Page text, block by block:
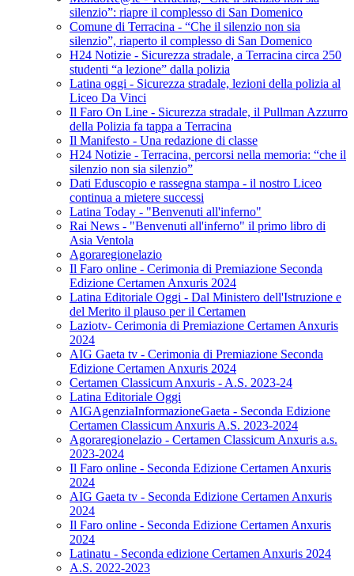
silenzio”: riapre il complesso di San Domenico
Comune di Terracina - “Che il silenzio non sia
silenzio”, riaperto il complesso di San Domenico
H24 Notizie - Sicurezza stradale, a Terracina circa 250
studenti “a lezione” dalla polizia
Latina oggi - Sicurezza stradale, lezioni della polizia al
Liceo Da Vinci
Il Faro On Line - Sicurezza stradale, il Pullman Azzurro
della Polizia fa tappa a Terracina
Il Manifesto - Una redazione di classe
H24 Notizie - Terracina, percorsi nella memoria: “che il
silenzio non sia silenzio”
Dati Eduscopio e rassegna stampa - il nostro Liceo
continua a mietere successi
Latina Today - "Benvenuti all'inferno"
Rai News - "Benvenuti all'inferno" il primo libro di
Asia Ventola
Agoraregionelazio
Il Faro online - Cerimonia di Premiazione Seconda
Edizione Certamen Anxuris 2024
Latina Editoriale Oggi - Dal Ministero dell'Istruzione e
del Merito il plauso per il Certamen
Laziotv- Cerimonia di Premiazione Certamen Anxuris
2024
AIG Gaeta tv - Cerimonia di Premiazione Seconda
Edizione Certamen Anxuris 2024
Certamen Classicum Anxuris - A.S. 2023-24
Latina Editoriale Oggi
AIGAgenziaInformazioneGaeta - Seconda Edizione
Certamen Classicum Anxuris A.S. 2023-2024
Agoraregionelazio - Certamen Classicum Anxuris a.s.
2023-2024
Il Faro online - Seconda Edizione Certamen Anxuris
2024
AIG Gaeta tv - Seconda Edizione Certamen Anxuris
2024
Il Faro online - Seconda Edizione Certamen Anxuris
2024
Latinatu - Seconda edizione Certamen Anxuris 2024
A.S. 2022-2023